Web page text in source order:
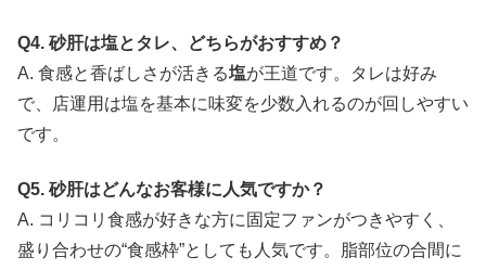
Q4. 砂肝は塩とタレ、どちらがおすすめ？
A. 食感と香ばしさが活きる塩が王道です。タレは好み
で、店運用は塩を基本に味変を少数入れるのが回しやすい
です。
Q5. 砂肝はどんなお客様に人気ですか？
A. コリコリ食感が好きな方に固定ファンがつきやすく、
盛り合わせの“食感枠”としても人気です。脂部位の合間に